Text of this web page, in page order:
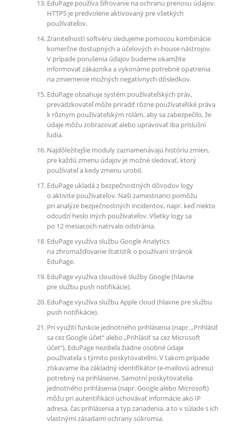
EduPage používa šifrovanie na ochranu prenosu údajov.
HTTPS je predvolene aktivovaný pre všetkých
používateľov.
Zraniteľnosti softvéru sledujeme pomocou kombinácie
komerčne dostupných a účelových in-house nástrojov.
V prípade porušenia údajov budeme okamžite
informovať zákazníka a vykonáme potrebné opatrenia
na zmiernenie možných negatívnych dôsledkov.
EduPage obsahuje systém používateľských práv,
prevádzkovateľ môže priradiť rôzne používateľské práva
k rôznym používateľským rolám, aby sa zabezpečilo, že
údaje môžu zobrazovať alebo upravovať iba príslušní
ľudia.
Najdôležitejšie moduly zaznamenávajú históriu zmien,
pre každú zmenu údajov je možné sledovať, ktorý
používateľ a kedy zmenu urobil.
EduPage ukladá z bezpečnostných dôvodov logy
o aktivite používateľov. Naši zamestnanci pomôžu
pri analýze bezpečnostných incidentov, napr. keď niekto
odcudzí heslo iných používateľov. Všetky logy sa
po 12 mesiacoch natrvalo odstránia.
EduPage využíva službu Google Analytics
na zhromažďovanie štatistík o používaní stránok
EduPage.
EduPage využíva cloudové služby Google (hlavne
pre službu push notifikácie).
EduPage využíva službu Apple cloud (hlavne pre službu
push notifikácie).
Pri využití funkcie jednotného prihlásenia (napr. „Prihlásiť
sa cez Google účet“ alebo „Prihlásiť sa cez Microsoft
účet“), EduPage nezdieľa žiadne osobné údaje
používateľa s týmito poskytovateľmi. V takom prípade
získavame iba základný identifikátor (e-mailovú adresu)
potrebný na prihlásenie. Samotní poskytovatelia
jednotného prihlásenia (napr. Google alebo Microsoft)
môžu pri autentifikácii uchovávať informácie ako IP
adresa, čas prihlásenia a typ zariadenia, a to v súlade s ich
vlastnými zásadami ochrany súkromia.